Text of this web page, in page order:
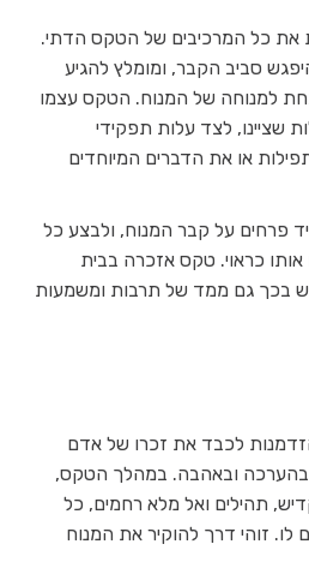
את כל המרכיבים של הטקס הדתי.
סביב הקבר, ומומלץ להגיע
למנוחה של המנוח. הטקס עצמו
שציינו, לצד עלות תפקידי
או את הדברים המיוחדים
פרחים על קבר המנוח, ולבצע כל
אותו כראוי. טקס אזכרה בבית
בכך גם ממד של תרבות ומשמעות
לכבד את זכרו של אדם
בהערכה ובאהבה. במהלך הטקס,
תהילים ואל מלא רחמים, כל
לו. זוהי דרך להוקיר את המנוח